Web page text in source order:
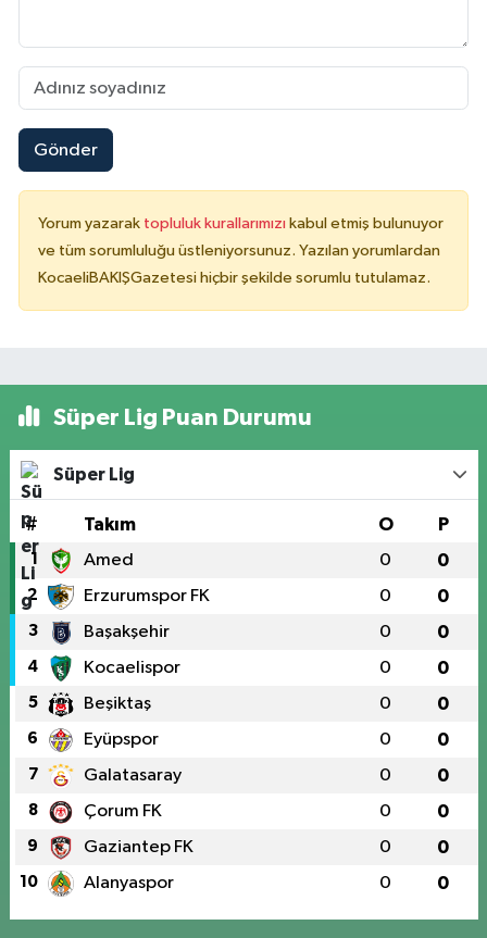
Gönder
Yorum yazarak topluluk kurallarımızı kabul etmiş bulunuyor
ve tüm sorumluluğu üstleniyorsunuz. Yazılan yorumlardan
KocaeliBAKIŞGazetesi hiçbir şekilde sorumlu tutulamaz.
Süper Lig Puan Durumu
Süper Lig
# Takım O P
1 Amed 0 0
2 Erzurumspor FK 0 0
3 Başakşehir 0 0
4 Kocaelispor 0 0
5 Beşiktaş 0 0
6 Eyüpspor 0 0
7 Galatasaray 0 0
8 Çorum FK 0 0
9 Gaziantep FK 0 0
10 Alanyaspor 0 0